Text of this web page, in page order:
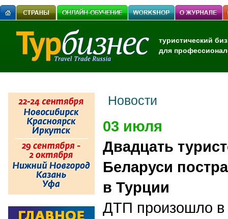
туристический
для
Новости
03 июля
Двадцать
Беларуси
в Турции
ДТП произошло в